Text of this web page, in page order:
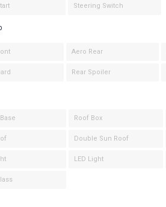
Steering Switch
Aero Rear
Rear Spoiler
Roof Box
Double Sun Roof
LED Light